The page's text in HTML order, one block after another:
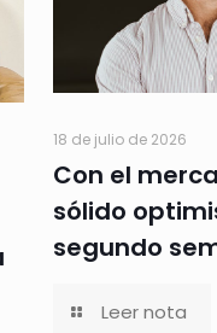
18 de julio de 2026
Con el
sólido
segundo
Leer nota